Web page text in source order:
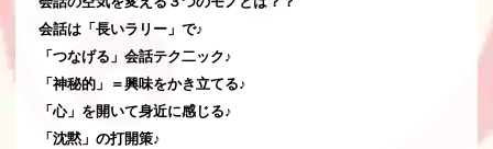
会話は「長いラリー」で♪
「つなげる」会話テク二ック♪
「神秘的」＝興味をかき立てる♪
「心」を開いて身近に感じる♪
「沈黙」の打開策♪